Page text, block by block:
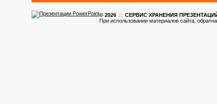
© 2026 :: CЕРВИС ХРАНЕНИЯ ПРЕЗЕНТАЦИЙ
При использовании материалов сайта,